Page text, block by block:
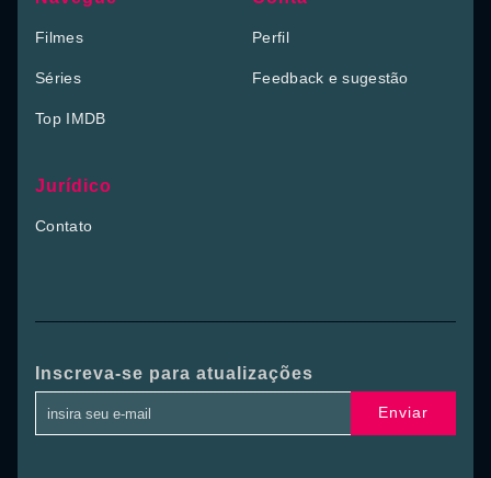
Filmes
Séries
Top IMDB
Perfil
Feedback e sugestão
Jurídico
Contato
Inscreva-se para atualizações
Enviar